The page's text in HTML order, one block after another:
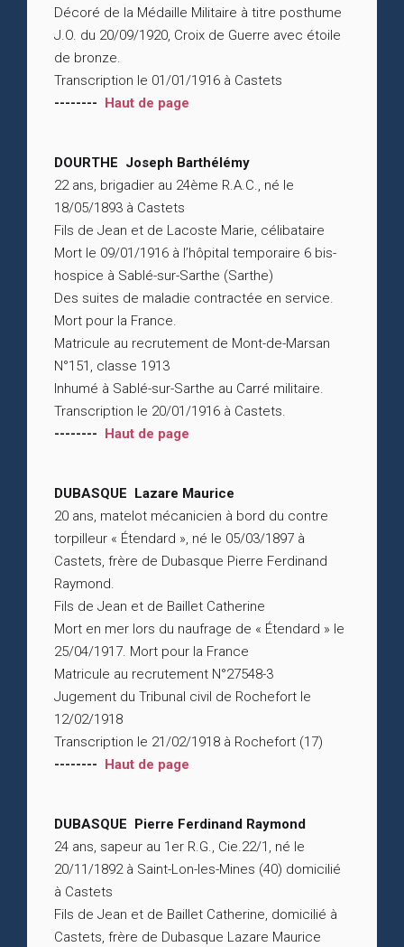
Décoré de la Médaille Militaire à titre posthume
J.O. du 20/09/1920, Croix de Guerre avec étoile
de bronze.
Transcription le 01/01/1916 à Castets
-------- Haut de page
DOURTHE Joseph Barthélémy
22 ans, brigadier au 24ème R.A.C., né le
18/05/1893 à Castets
Fils de Jean et de Lacoste Marie, célibataire
Mort le 09/01/1916 à l’hôpital temporaire 6 bis-
hospice à Sablé-sur-Sarthe (Sarthe)
Des suites de maladie contractée en service.
Mort pour la France.
Matricule au recrutement de Mont-de-Marsan
N°151, classe 1913
Inhumé à Sablé-sur-Sarthe au Carré militaire.
Transcription le 20/01/1916 à Castets.
-------- Haut de page
DUBASQUE Lazare Maurice
20 ans, matelot mécanicien à bord du contre
torpilleur « Étendard », né le 05/03/1897 à
Castets, frère de Dubasque Pierre Ferdinand
Raymond.
Fils de Jean et de Baillet Catherine
Mort en mer lors du naufrage de « Étendard » le
25/04/1917. Mort pour la France
Matricule au recrutement N°27548-3
Jugement du Tribunal civil de Rochefort le
12/02/1918
Transcription le 21/02/1918 à Rochefort (17)
-------- Haut de page
DUBASQUE Pierre Ferdinand Raymond
24 ans, sapeur au 1er R.G., Cie.22/1, né le
20/11/1892 à Saint-Lon-les-Mines (40) domicilié
à Castets
Fils de Jean et de Baillet Catherine, domicilié à
Castets, frère de Dubasque Lazare Maurice